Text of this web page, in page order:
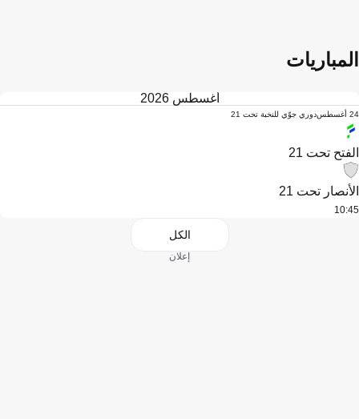
المباريات
أغسطس 2026
24 أغسطس دوري جوّي للنخبة تحت 21
الفتح تحت 21
الأنصار تحت 21
10:45
الكل
إعلان